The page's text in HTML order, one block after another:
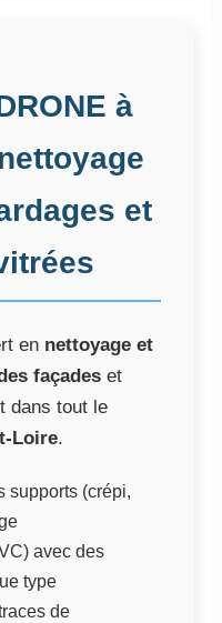
à
et
en nettoyage et
façadeset
dans tout le
Loire.
supports (crépi,
avec des
type
de